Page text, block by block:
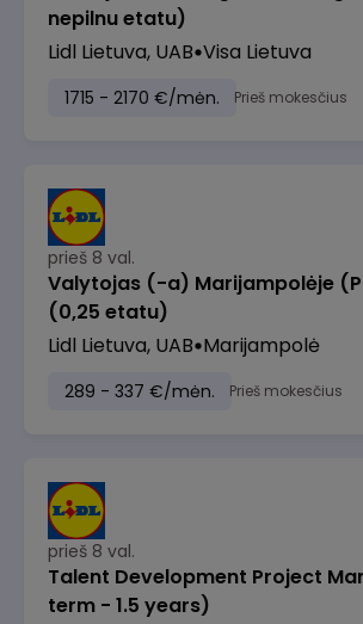
nepilnu etatu)
Lidl Lietuva, UAB Visa Lietuva
1715 - 2170 €/mėn. Prieš mokesčius
prieš 8 val.
Valytojas (-a) Marijampolėje
(0,25 etatu)
Lidl Lietuva, UAB Marijampolė
289 - 337 €/mėn. Prieš mokesčius
prieš 8 val.
Talent Development Project
term - 1.5 years)